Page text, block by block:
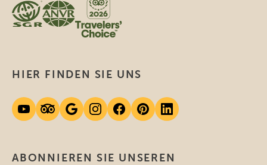
ABONNIEREN SIE UNSEREN
HIER FINDEN SIE UNS